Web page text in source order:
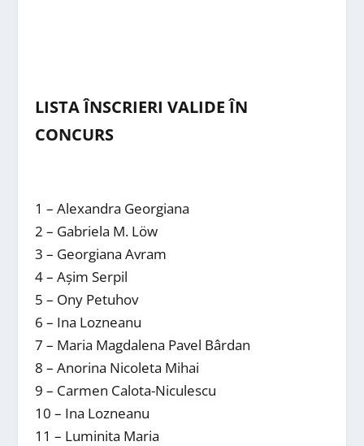
LISTA ÎNSCRIERI VALIDE ÎN
CONCURS
​1 – Alexandra Georgiana
2 – Gabriela M. Löw
3 – Georgiana Avram
4 – Așim Serpil
5 – Ony Petuhov
6 – Ina Lozneanu
7 – Maria Magdalena Pavel Bârdan
8 – Anorina Nicoleta Mihai
9 – Carmen Calota-Niculescu
10 – Ina Lozneanu
11 – Luminita Maria